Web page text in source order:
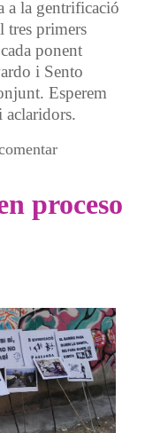
a la gentrificació
tres primers
ponent
i Sento
Esperem
aclaridors.
en proceso de
proceso